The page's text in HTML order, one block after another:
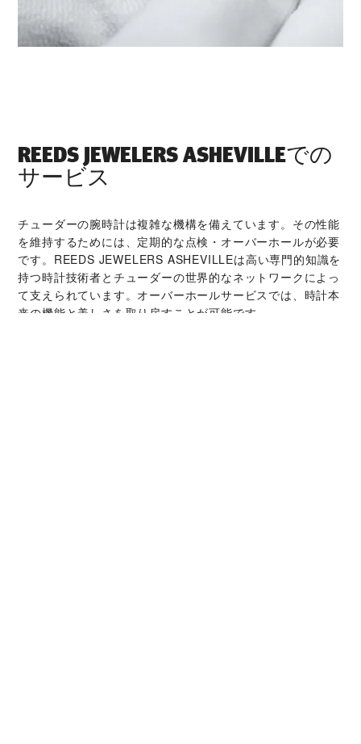
‭REEDS JEWELERS ASHEVILLE‬での
サービス
チューダーの腕時計は複雑な機構を備えています。その性能
を維持するためには、定期的な点検・オーバーホールが必要
です。‭REEDS JEWELERS ASHEVILLE‬は高い専門的知識を
持つ時計技術者とチューダーの世界的なネットワークによっ
て支えられています。オーバーホールサービスでは、時計本
来の機能と美しさを取り戻すことが可能です。